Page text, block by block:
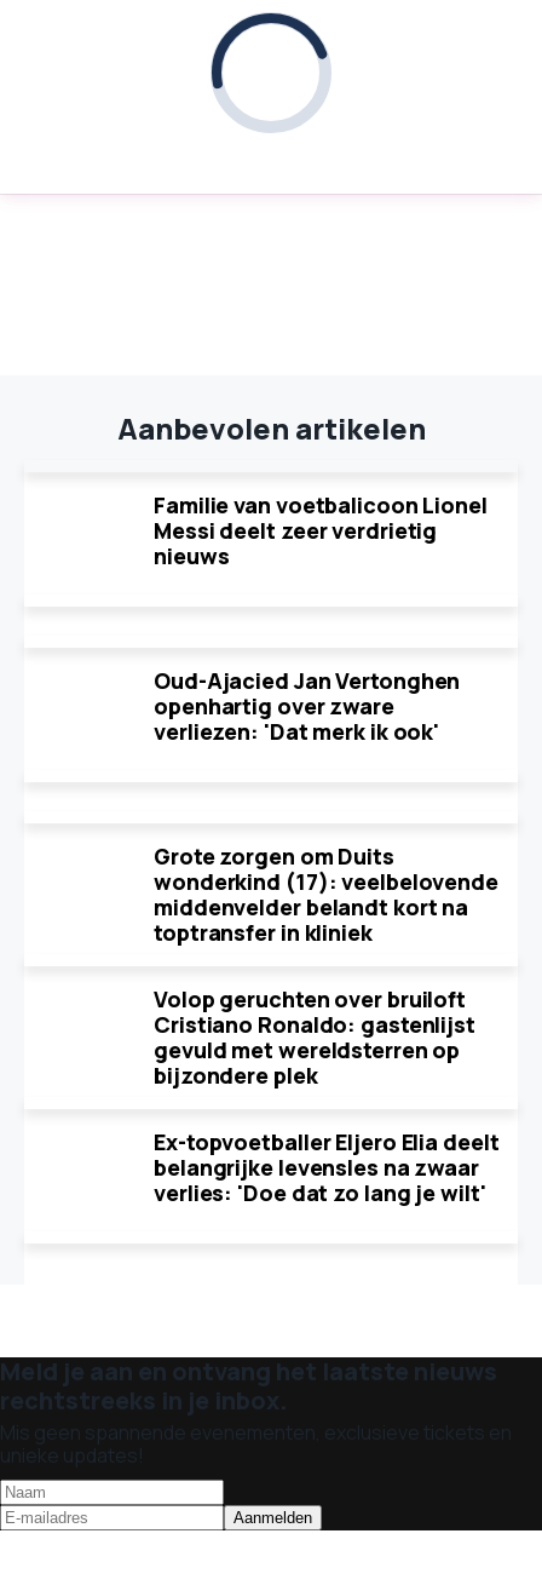
Aanbevolen artikelen
Familie van voetbalicoon Lionel
Messi deelt zeer verdrietig
nieuws
Oud-Ajacied Jan Vertonghen
openhartig over zware
verliezen: 'Dat merk ik ook'
Grote zorgen om Duits
wonderkind (17): veelbelovende
middenvelder belandt kort na
toptransfer in kliniek
Volop geruchten over bruiloft
Cristiano Ronaldo: gastenlijst
gevuld met wereldsterren op
bijzondere plek
Ex-topvoetballer Eljero Elia deelt
belangrijke levensles na zwaar
verlies: 'Doe dat zo lang je wilt'
Meld je aan en ontvang het laatste nieuws
rechtstreeks in je inbox.
Mis geen spannende evenementen, exclusieve tickets en
unieke updates!